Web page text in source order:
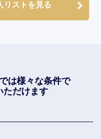
リストを見る
は様々な条件で
ただけます